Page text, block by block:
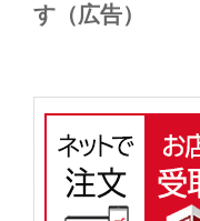
す（広告）